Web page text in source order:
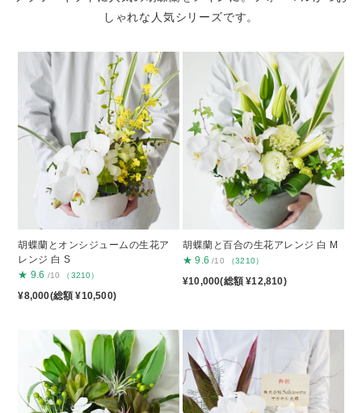
しゃれな人気シリーズです。
胡蝶蘭とオンシジュームの生花ア
レンジ 白 S
★ 9.6 /10 （3210）
¥8,000(総額 ¥10,500)
胡蝶蘭と百合の生花アレンジ 白 M
★ 9.6 /10 （3210）
¥10,000(総額 ¥12,810)